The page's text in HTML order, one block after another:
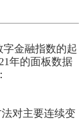
金融指数的起
年的面板数据
对主要连续变